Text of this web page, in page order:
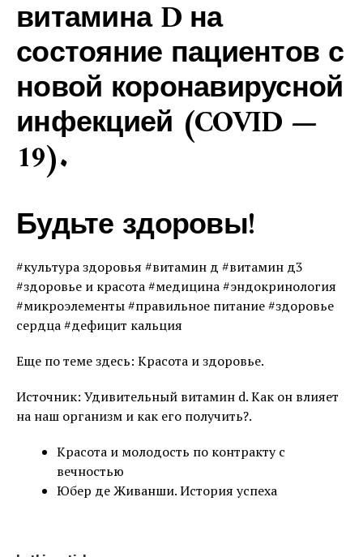
витамина D на
состояние пациентов с
новой коронавирусной
инфекцией (COVID —
19).
Будьте здоровы!
#культура здоровья #витамин д #витамин д3
#здоровье и красота #медицина #эндокринология
#микроэлементы #правильное питание #здоровье
сердца #дефицит кальция
Еще по теме здесь: Красота и здоровье.
Источник: Удивительный витамин d. Как он влияет
на наш организм и как его получить?.
Красота и молодость по контракту с
вечностью
Юбер де Живанши. История успеха